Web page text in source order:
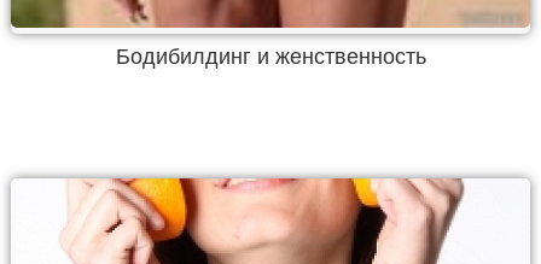
Бодибилдинг и женственность